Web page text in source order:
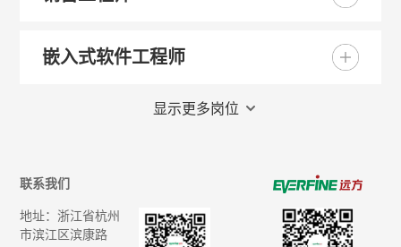
嵌入式软件工程师
显示更多岗位
联系我们
地址：浙江省杭州
市滨江区滨康路